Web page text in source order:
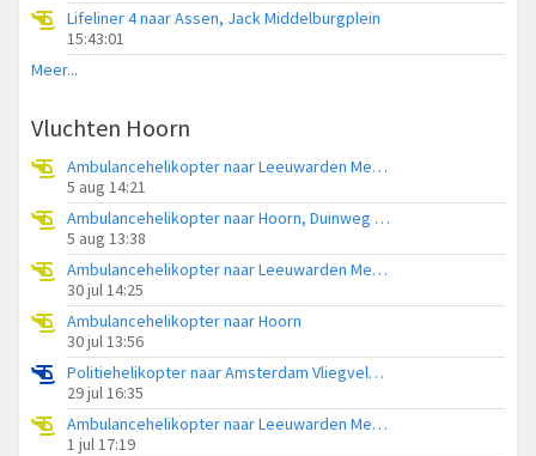
Lifeliner 4 naar Assen, Jack Middelburgplein
15:43:01
Meer...
Vluchten Hoorn
Ambulancehelikopter naar Leeuwarden Medical Center Heliport
5 aug 14:21
Ambulancehelikopter naar Hoorn, Duinweg Hoorn
5 aug 13:38
Ambulancehelikopter naar Leeuwarden Medical Center Heliport
30 jul 14:25
Ambulancehelikopter naar Hoorn
30 jul 13:56
Politiehelikopter naar Amsterdam Vliegveld Schiphol
29 jul 16:35
Ambulancehelikopter naar Leeuwarden Medical Center Heliport
1 jul 17:19